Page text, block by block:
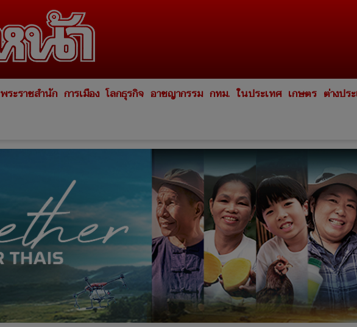
พระราชสำนัก การเมือง โลกธุรกิจ อาชญากรรม กทม. ในประเทศ เกษตร ต่างปร